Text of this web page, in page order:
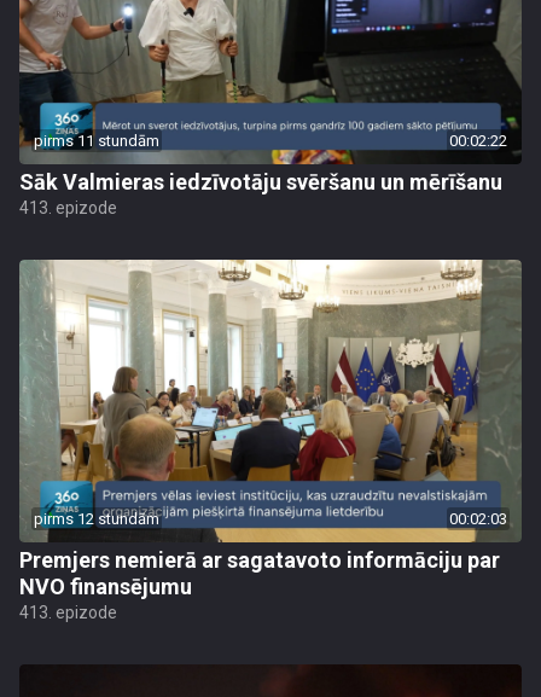
pirms 11 stundām 00:02:22
Sāk Valmieras iedzīvotāju svēršanu un mērīšanu
413. epizode
pirms 12 stundām 00:02:03
Premjers nemierā ar sagatavoto informāciju par
NVO finansējumu
413. epizode